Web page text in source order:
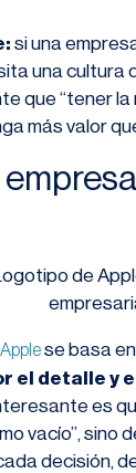
si una
una cultura
que “tener la
más valor
Applese basa
el detalle y
es
vacío”, sino
decisión,